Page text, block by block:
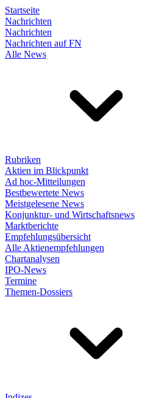
Startseite
Nachrichten
Nachrichten
Nachrichten auf FN
Alle News
Rubriken
Aktien im Blickpunkt
Ad hoc-Mitteilungen
Bestbewertete News
Meistgelesene News
Konjunktur- und Wirtschaftsnews
Marktberichte
Empfehlungsübersicht
Alle Aktienempfehlungen
Chartanalysen
IPO-News
Termine
Themen-Dossiers